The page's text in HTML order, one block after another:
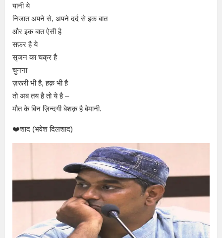
यानी ये
निजात अपने से, अपने दर्द से इक बात
और इक बात ऐसी है
सफ़र है ये
सृजन का चक्र है
चुनना
ज़रूरी भी है, हक़ भी है
तो अब तय है तो ये है –
मौत के बिन ज़िन्दगी बेशक़ है बेमानी.
❤️शाद (भवेश दिलशाद)